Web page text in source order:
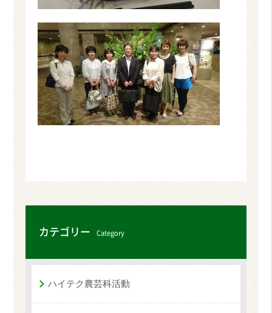
カテゴリー Category
ハイテク農芸科活動